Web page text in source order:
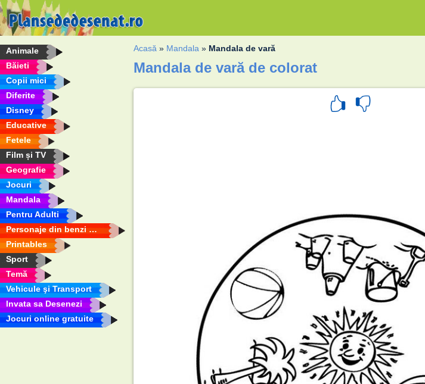
Animale
Băieti
Copii mici
Diferite
Disney
Educative
Fetele
Film și TV
Geografie
Jocuri
Mandala
Pentru Adulti
Personaje din benzi desenate
Printables
Sport
Temă
Vehicule şi Transport
Invata sa Desenezi
Jocuri online gratuite
Acasă » Mandala » Mandala de vară
Mandala de vară de colorat